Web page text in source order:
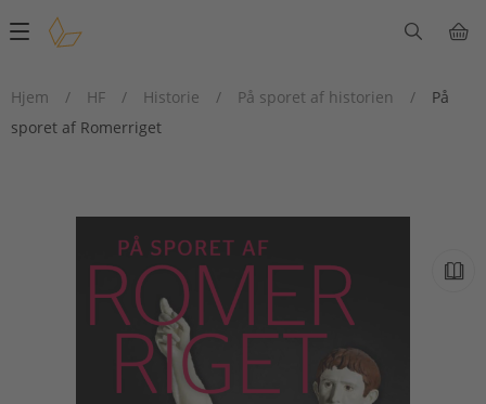
Main
Hjem
/ HF / Historie / På sporet af historien /
På
sporet af Romerriget